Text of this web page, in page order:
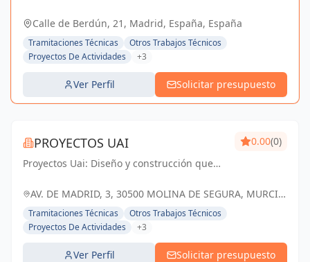
Nueva.
Calle de Berdún, 21, Madrid, España, España
Tramitaciones Técnicas
Otros Trabajos Técnicos
Proyectos De Actividades
+3
Ver Perfil Solicitar presupuesto
PROYECTOS UAI
Proyectos Uai: Diseño y construcción que
0.00(0)
AV. DE MADRID, 3, 30500 MOLINA DE SEGURA, MURCIA,
ESPAÑA, España
Tramitaciones Técnicas
Otros Trabajos Técnicos
Proyectos De Actividades
+3
Ver Perfil Solicitar presupuesto